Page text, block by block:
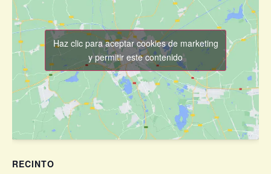
RECINTO
Haz clic para aceptar cookies de marketing
y permitir este contenido